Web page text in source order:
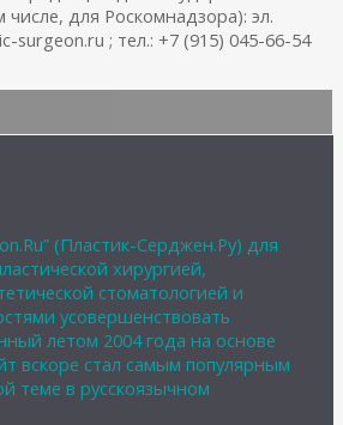
числе, для Роскомнадзора): эл.
surgeon.ru ; тел.: +7 (915) 045-66-54
(Пластик-Серджен.Ру) для
хирургией,
стоматологией и
усовершенствовать
летом 2004 года на основе
вскоре стал самым популярным
теме в русскоязычном